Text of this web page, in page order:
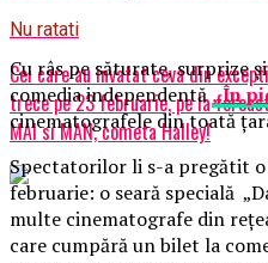
Nu ratati
Cei care au invatat ceva din
trece pe 23 februarie, pe la
MAI si MAN, cometa Halley!
Cu râs pe săturate, surprize
comedia independentă„În
cinematografele din toată
Spectatorilor li s-a pregătit
februarie: o seară specială
multe cinematografe din
care cumpără un bilet la